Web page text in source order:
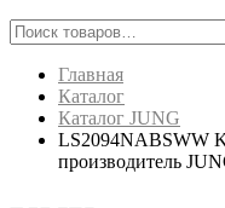
Главная
Каталог
Каталог JUNG
LS2094NABSWW
производитель